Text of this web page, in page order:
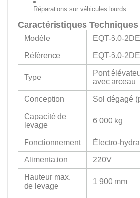
Réparations sur véhicules lourds.
Caractéristiques Techniques
Modèle EQT-6.0-
Référence EQT-6.0-
Type
Pont
avec arceau
Conception Sol dégagé
Capacité de
levage
6 000 kg
Fonctionnement Électro-
Alimentation 220V
Hauteur max.
de levage
1 900 mm